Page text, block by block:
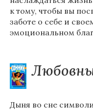
к тому, чтобы вы
заботе о себе и
эмоциональном
Дыня во сне